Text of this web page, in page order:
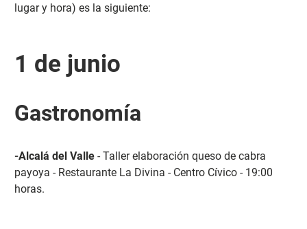
lugar y hora) es la siguiente:
1 de junio
Gastronomía
-Alcalá del Valle- Taller elaboración queso de cabra
payoya - Restaurante La Divina - Centro Cívico - 19:00
horas.